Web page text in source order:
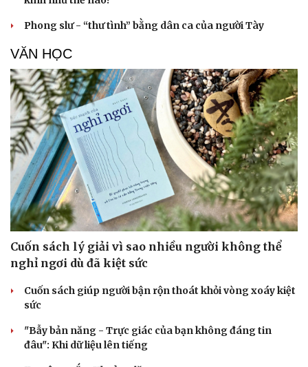
Cải chính
Phong slư - “thư tình” bằng dân ca của người Tày
VĂN HỌC
Cuốn sách lý giải vì sao nhiều người không thể
nghỉ ngơi dù đã kiệt sức
Cuốn sách giúp người bận rộn thoát khỏi vòng xoáy kiệt
sức
"Bẫy bản năng - Trực giác của bạn không đáng tin
đâu": Khi dữ liệu lên tiếng